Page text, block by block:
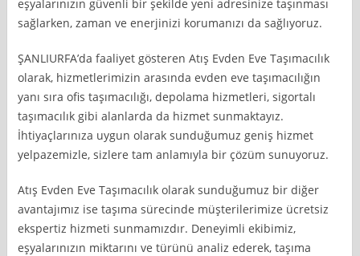
eşyalarınızın güvenli bir şekilde yeni adresinize taşınması
sağlarken, zaman ve enerjinizi korumanızı da sağlıyoruz.
ŞANLIURFA’da faaliyet gösteren Atış Evden Eve Taşımacılık
olarak, hizmetlerimizin arasında evden eve taşımacılığın
yanı sıra ofis taşımacılığı, depolama hizmetleri, sigortalı
taşımacılık gibi alanlarda da hizmet sunmaktayız.
İhtiyaçlarınıza uygun olarak sunduğumuz geniş hizmet
yelpazemizle, sizlere tam anlamıyla bir çözüm sunuyoruz.
Atış Evden Eve Taşımacılık olarak sunduğumuz bir diğer
avantajımız ise taşıma sürecinde müşterilerimize ücretsiz
ekspertiz hizmeti sunmamızdır. Deneyimli ekibimiz,
eşyalarınızın miktarını ve türünü analiz ederek, taşıma